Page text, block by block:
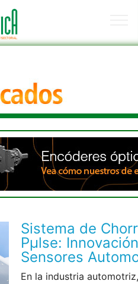
Sistema de
Pµlse:
Sensores
En la industria